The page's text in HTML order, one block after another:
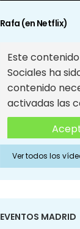
Rafa (en Netflix)
Este
Sociales ha
contenido
activadas las
Aceptar
Ver todos los
EVENTOS MADRID